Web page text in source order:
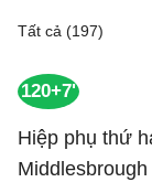
Tất cả (197)
120+7'
Hiệp phụ thứ
Middlesbrough